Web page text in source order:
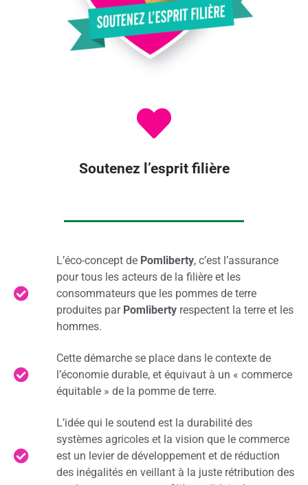
Soutenez l’esprit filière
L’éco-concept de Pomliberty, c’est l’assurance
pour tous les acteurs de la filière et les
consommateurs que les pommes de terre
produites par Pomliberty respectent la terre et les
hommes.
Cette démarche se place dans le contexte de
l’économie durable, et équivaut à un « commerce
équitable » de la pomme de terre.
L’idée qui le soutend est la durabilité des
systèmes agricoles et la vision que le commerce
est un levier de développement et de réduction
des inégalités en veillant à la juste rétribution des